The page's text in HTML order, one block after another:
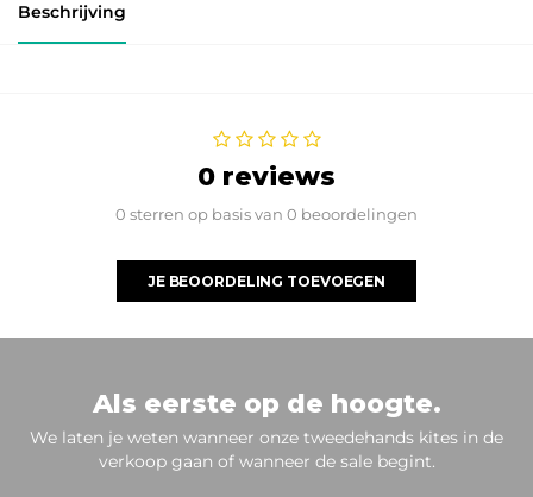
Beschrijving
0 reviews
0 sterren op basis van 0 beoordelingen
JE BEOORDELING TOEVOEGEN
Als eerste op de hoogte.
We laten je weten wanneer onze tweedehands kites in de
verkoop gaan of wanneer de sale begint.